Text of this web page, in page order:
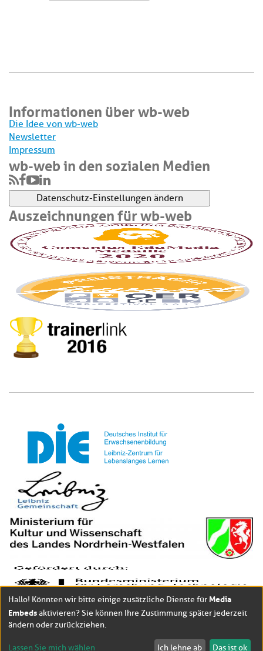
Informationen über wb-web
Die Idee von wb-web
Newsletter
Impressum
wb-web in den sozialen Medien
Datenschutz-Einstellungen ändern
Auszeichnungen für wb-web
Hallo! Könnten wir bitte einige zusätzliche Dienste für Media
Embedsaktivieren? Sie können Ihre Zustimmung später jederzeit
ändern oder zurückziehen.
Lassen Sie mich wählen Ich lehne ab Das ist ok